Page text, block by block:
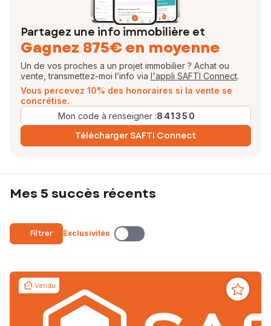
Partagez une info immobilière et
Gagnez 875€ en moyenne
Un de vos proches a un projet immobilier ? Achat ou
vente, transmettez-moi l’info via l'appli SAFTI Connect.
Vous percevez 10% des honoraires si la vente se
concrétise.
Mon code à renseigner :841350
Télécharger SAFTI Connect
Mes 5 succès récents
Filtrer Exclusivités
Vendu